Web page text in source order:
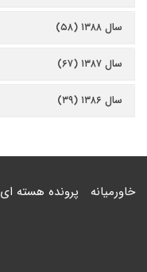
سال ۱۳۸۸ (۵۸)
سال ۱۳۸۷ (۶۷)
سال ۱۳۸۶ (۳۹)
خاورمیانه پرونده هسته ای